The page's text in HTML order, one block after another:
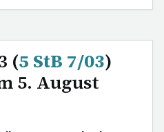
(5 StB 7/03)
5. August